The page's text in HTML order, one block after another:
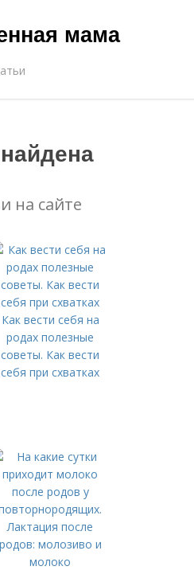
мама
на сайте
Как вести себя на
родах полезные
советы. Как вести
себя при схватках